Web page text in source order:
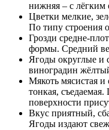
нижняя – с
Цветки мелкие,
По типу строения
Грозди средне-
формы. Средний
Ягоды округлые и
виноградин
Мякоть мясистая и
тонкая,
поверхности
Вкус приятный,
Ягоды издают